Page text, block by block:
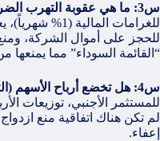
س3: ما هي عقوبة التهرب الضريبي في الكويت؟
للغرامات
للحجز على أموال الشركة،
“القائمة السوداء” مما يمنعها
س4: هل تخضع أرباح الأسهم (التوزيعات) للضريبة؟
لم تكن هناك اتفاقية منع
إعفاء.